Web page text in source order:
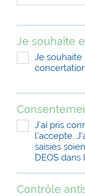
Je souhaite
Je souhaite
J'ai pris
l'accepte.
saisies
DEOS
Contrôle